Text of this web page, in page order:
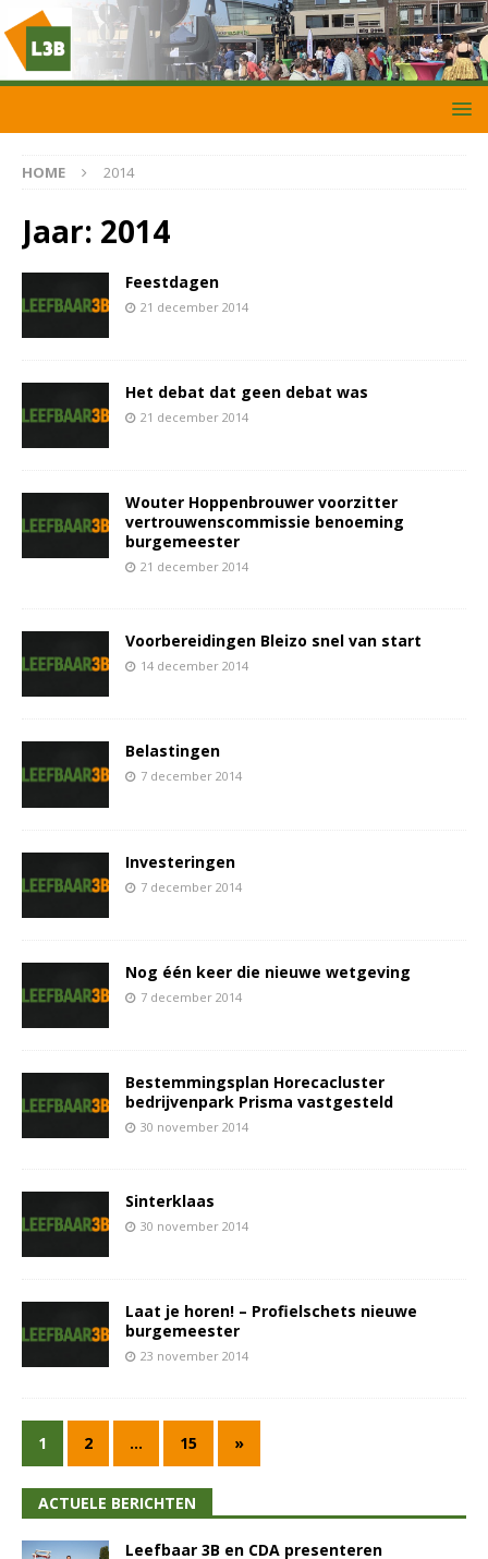
HOME 2014
Jaar: 2014
Feestdagen
21 december 2014
Het debat dat geen debat was
21 december 2014
Wouter Hoppenbrouwer voorzitter
vertrouwenscommissie benoeming
burgemeester
21 december 2014
Voorbereidingen Bleizo snel van start
14 december 2014
Belastingen
7 december 2014
Investeringen
7 december 2014
Nog één keer die nieuwe wetgeving
7 december 2014
Bestemmingsplan Horecacluster
bedrijvenpark Prisma vastgesteld
30 november 2014
Sinterklaas
30 november 2014
Laat je horen! – Profielschets nieuwe
burgemeester
23 november 2014
1 2 … 15 »
ACTUELE BERICHTEN
Leefbaar 3B en CDA presenteren